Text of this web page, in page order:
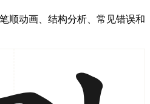
顺动画、结构分析、常见错误和